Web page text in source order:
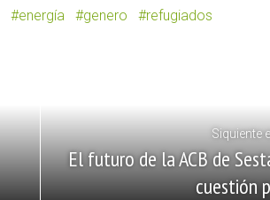
energía genero refugiados
Siquiente
El futuro de la ACB de
cuestión